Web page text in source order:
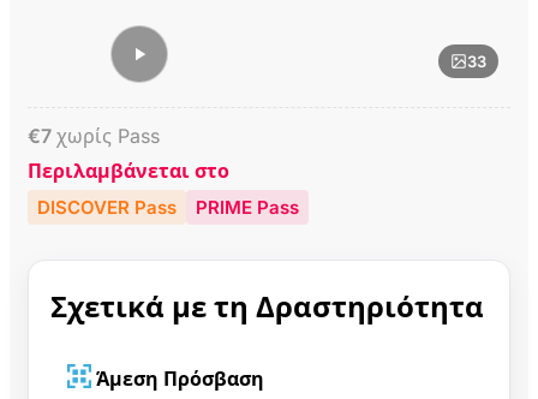
33
€7 χωρίς Pass
Περιλαμβάνεται στο
DISCOVER Pass PRIME Pass
Σχετικά με τη Δραστηριότητα
Άμεση Πρόσβαση